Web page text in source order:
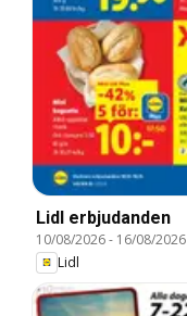
Lidl erbjudanden
10/08/2026- 16/08/2026
Lidl